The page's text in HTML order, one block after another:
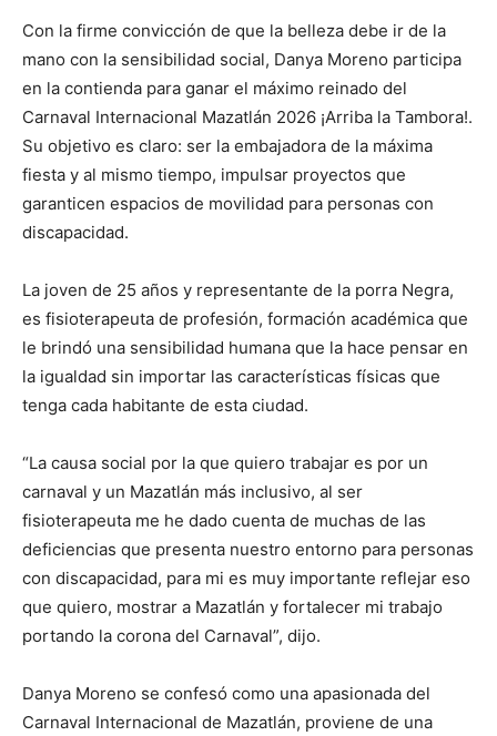
Con la firme convicción de que la belleza debe ir de la
mano con la sensibilidad social, Danya Moreno participa
en la contienda para ganar el máximo reinado del
Carnaval Internacional Mazatlán 2026 ¡Arriba la Tambora!.
Su objetivo es claro: ser la embajadora de la máxima
fiesta y al mismo tiempo, impulsar proyectos que
garanticen espacios de movilidad para personas con
discapacidad.
La joven de 25 años y representante de la porra Negra,
es fisioterapeuta de profesión, formación académica que
le brindó una sensibilidad humana que la hace pensar en
la igualdad sin importar las características físicas que
tenga cada habitante de esta ciudad.
“La causa social por la que quiero trabajar es por un
carnaval y un Mazatlán más inclusivo, al ser
fisioterapeuta me he dado cuenta de muchas de las
deficiencias que presenta nuestro entorno para personas
con discapacidad, para mi es muy importante reflejar eso
que quiero, mostrar a Mazatlán y fortalecer mi trabajo
portando la corona del Carnaval”, dijo.
Danya Moreno se confesó como una apasionada del
Carnaval Internacional de Mazatlán, proviene de una